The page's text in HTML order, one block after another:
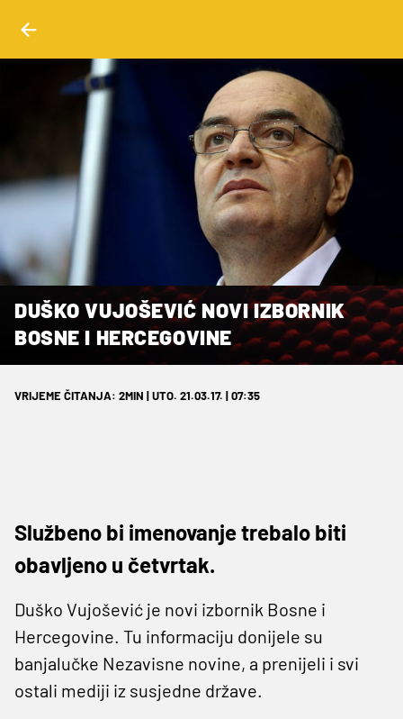
DUŠKO VUJOŠEVIĆ NOVI IZBORNIK
BOSNE I HERCEGOVINE
VRIJEME ČITANJA: 2MIN | UTO. 21.03.17. | 07:35
Službeno bi imenovanje trebalo biti
obavljeno u četvrtak.
Duško Vujošević je novi izbornik Bosne i
Hercegovine. Tu informaciju donijele su
banjalučke Nezavisne novine, a prenijeli i svi
ostali mediji iz susjedne države.